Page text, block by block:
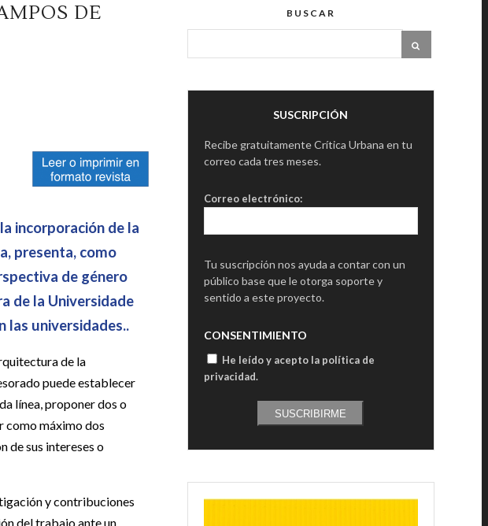
DE
incorporación de la
presenta, como
de género
de la Universidade
las universidades..
de la
puede establecer
línea, proponer dos o
como máximo dos
de sus intereses o
y contribuciones
del trabajo ante un
BUSCAR
SUSCRIPCIÓN
Recibe gratuitamente Crítica Urbana en tu
correo cada tres meses.
Correo electrónico:
Tu suscripción nos ayuda a contar con un
público base que le otorga soporte y
sentido a este proyecto.
CONSENTIMIENTO
He leído y acepto la política de
privacidad.
SUSCRIBIRME